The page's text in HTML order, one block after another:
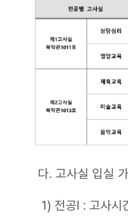
다. 고사실 입실
1) 전공Ⅰ : 고사